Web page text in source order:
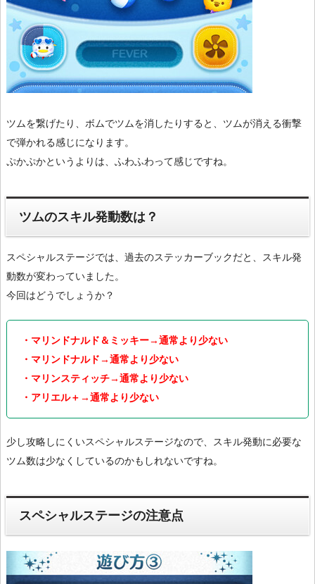
ツムを繋げたり、ボムでツムを消したりすると、ツムが消える衝撃
で弾かれる感じになります。
ぷかぷかというよりは、ふわふわって感じですね。
ツムのスキル発動数は？
スペシャルステージでは、過去のステッカーブックだと、スキル発
動数が変わっていました。
今回はどうでしょうか？
・マリンドナルド＆ミッキー→通常より少ない
・マリンドナルド→通常より少ない
・マリンスティッチ→通常より少ない
・アリエル＋→通常より少ない
少し攻略しにくいスペシャルステージなので、スキル発動に必要な
ツム数は少なくしているのかもしれないですね。
スペシャルステージの注意点